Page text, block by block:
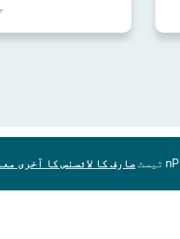
صارف کا لائسنس کا آخری